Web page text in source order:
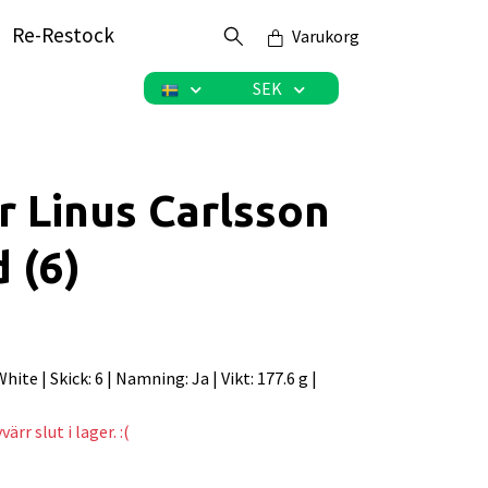
Re-Restock Varukorg
SEK
Linus Carlsson
(6)
| Skick: 6 | Namning: Ja | Vikt: 177.6 g |
slut i lager. :(